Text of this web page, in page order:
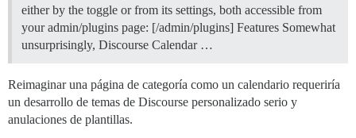
either by the toggle or from its settings, both accessible from
your admin/plugins page: [/admin/plugins] Features Somewhat
unsurprisingly, Discourse Calendar …
Reimaginar una página de categoría como un calendario requeriría
un desarrollo de temas de Discourse personalizado serio y
anulaciones de plantillas.